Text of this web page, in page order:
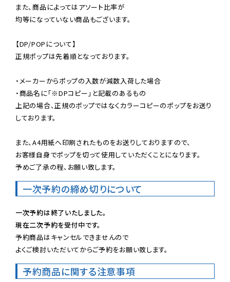
また、商品によってはアソート比率が
均等になっていない商品もございます。
【DP/POPについて】
正規ポップは先着順となっております。
・メーカーからポップの入数が減数入荷した場合
・商品名に「※DPコピー」と記載のあるもの
上記の場合、正規のポップではなくカラーコピーのポップをお送り
しております。
また、A4用紙へ印刷されたものをお送りしておりますので、
お客様自身でポップを切って使用していただくことになります。
予めご了承の程、お願い致します。
一次予約の締め切りについて
一次予約は終了いたしました。
現在二次予約を受付中です。
予約商品はキャンセルできませんので
よくご検討いただいてからご予約をお願い致します。
予約商品に関する注意事項